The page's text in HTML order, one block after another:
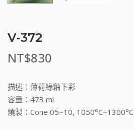
V-372
NT$830
描述：薄荷綠釉下彩
容量：473 ml
燒製：Cone 05~10, 1050°C~1300°C